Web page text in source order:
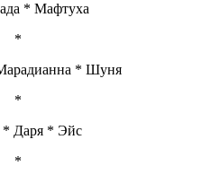
* Мафтуха
*
* Шуня
*
* Даря * Эйс
*